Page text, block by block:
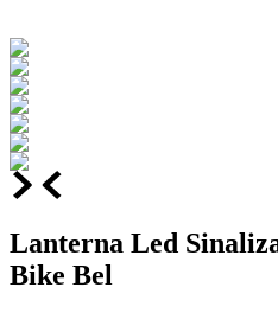
Lanterna Led
Bike Bel